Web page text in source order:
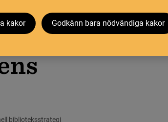
kakor Godkänn bara nödvändiga kakor
biblioteksstrategi